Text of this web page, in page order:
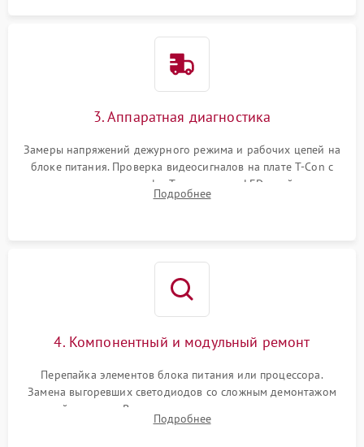
3. Аппаратная диагностика
Замеры напряжений дежурного режима и рабочих цепей на
блоке питания. Проверка видеосигналов на плате T-Con с
помощью осциллографа. Тестирование LED-драйвера и
светодиодных планок подсветки мультиметром.
Подробнее
4. Компонентный и модульный ремонт
Перепайка элементов блока питания или процессора.
Замена выгоревших светодиодов со сложным демонтажом
хрупкой матрицы. Восстановление поврежденных дорожек,
прошивка микросхем памяти EEPROM
Подробнее